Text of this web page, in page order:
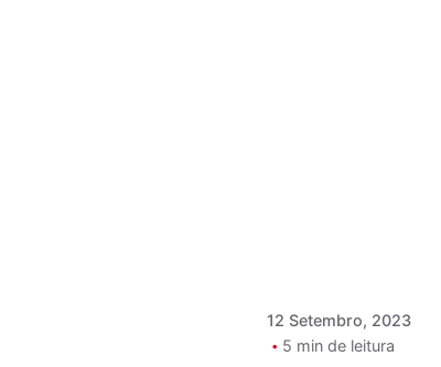
12 Setembro, 2023
5 min de leitura